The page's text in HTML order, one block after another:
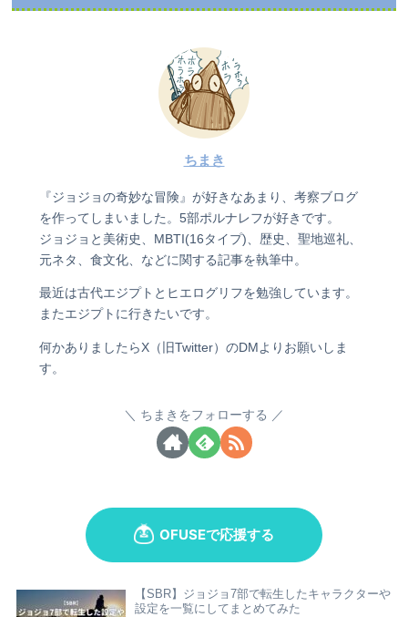
ちまき
『ジョジョの奇妙な冒険』が好きなあまり、考察ブログ
を作ってしまいました。5部ポルナレフが好きです。
ジョジョと美術史、MBTI(16タイプ)、歴史、聖地巡礼、
元ネタ、食文化、などに関する記事を執筆中。
最近は古代エジプトとヒエログリフを勉強しています。
またエジプトに行きたいです。
何かありましたらX（旧Twitter）のDMよりお願いしま
す。
ちまきをフォローする
【SBR】ジョジョ7部で転生したキャラクターや
設定を一覧にしてまとめてみた